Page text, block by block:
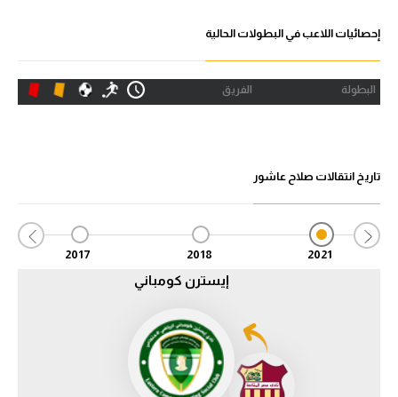
الدوري المصري
الدوري الإنجليزي الممتاز
الدوري الإيطالي
الدوري الألماني
دوري أبطال أوروبا
دوري أبطال إفريقيا
إحصائيات اللاعب في البطولات الحالية
البطولة الفريق
تاريخ انتقالات صلاح عاشور
2021
2018
2017
إيسترن كومباني